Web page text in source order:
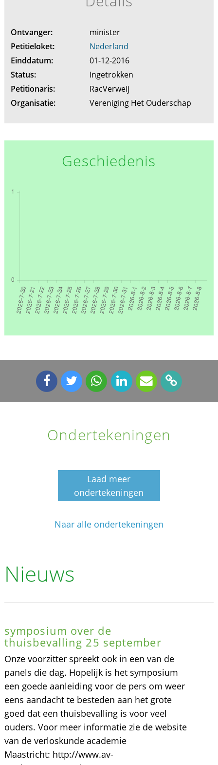
Ontvanger:
minister
Petitieloket:
Nederland
Einddatum:
01-12-2016
Status:
Ingetrokken
Petitionaris:
RacVerweij
Organisatie:
Vereniging Het Ouderschap
Geschiedenis
Ondertekeningen
Laad meer
ondertekeningen
Naar alle ondertekeningen
Nieuws
symposium over de
thuisbevalling 25 september
Onze voorzitter spreekt ook in een van de
panels die dag. Hopelijk is het symposium
een goede aanleiding voor de pers om weer
eens aandacht te besteden aan het grote
goed dat een thuisbevalling is voor veel
ouders. Voor meer informatie zie de website
van de verloskunde academie
Maastricht: http://www.av-